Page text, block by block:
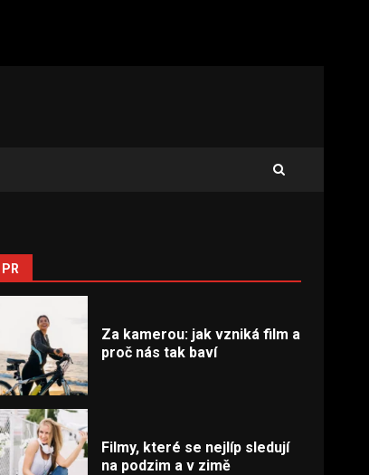
PR
Za kamerou: jak vzniká film a
proč nás tak baví
Filmy, které se nejlíp sledují
na podzim a v zimě